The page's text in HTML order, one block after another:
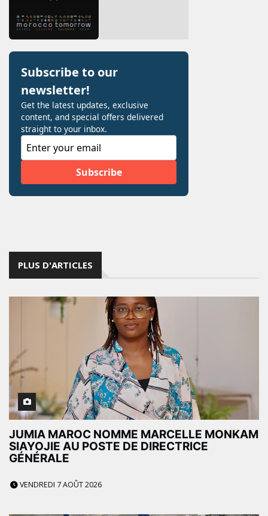
PLUS D'ARTICLES
JUMIA MAROC NOMME MARCELLE MONKAM
SIAYOJIE AU POSTE DE DIRECTRICE
GÉNÉRALE
VENDREDI 7 AOÛT 2026